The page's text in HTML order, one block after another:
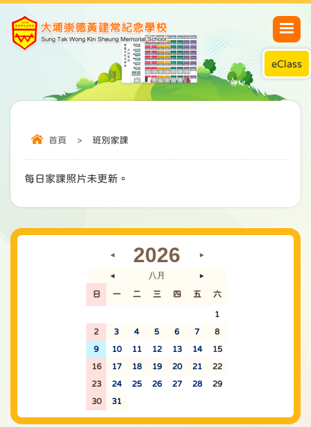
eClass
首頁 > 班別家課
每日家課照片未更新。
◄ 2026 ►
◄ 八月 ►
日 一 二 三 四 五 六
1
2 3 4 5 6 7 8
9 10 11 12 13 14 15
16 17 18 19 20 21 22
23 24 25 26 27 28 29
30 31